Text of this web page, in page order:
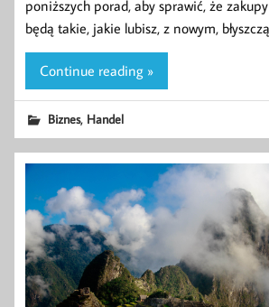
poniższych porad, aby sprawić, że
będą takie, jakie lubisz, z nowym,
Continue reading »
Biznes, Handel